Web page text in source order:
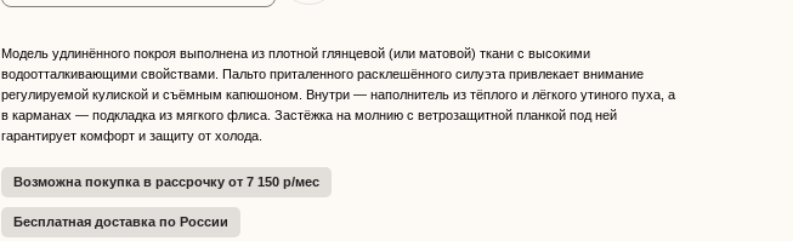
Модель удлинённого покроя выполнена из плотной глянцевой (или матовой) ткани с высокими
водоотталкивающими свойствами. Пальто приталенного расклешённого силуэта привлекает внимание
регулируемой кулиской и съёмным капюшоном. Внутри — наполнитель из тёплого и лёгкого утиного пуха, а
в карманах — подкладка из мягкого флиса. Застёжка на молнию с ветрозащитной планкой под ней
гарантирует комфорт и защиту от холода.
Возможна покупка в рассрочку от 7 150 р/мес
Бесплатная доставка по России